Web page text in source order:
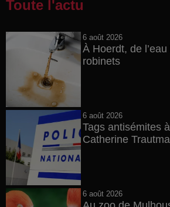
Toute l'actu
6 août 2026
À Hoerdt, de
robinets
6 août 2026
Tags antisémites
Catherine
6 août 2026